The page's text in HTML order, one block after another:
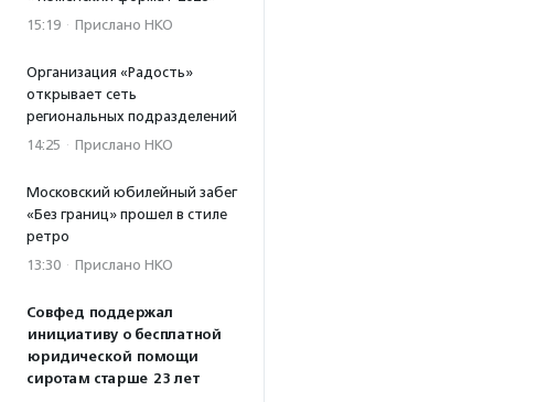
15:19 · Прислано НКО
Организация «Радость»
открывает сеть
региональных подразделений
14:25 · Прислано НКО
Московский юбилейный забег
«Без границ» прошел в стиле
ретро
13:30 · Прислано НКО
Совфед поддержал
инициативу о бесплатной
юридической помощи
сиротам старше 23 лет